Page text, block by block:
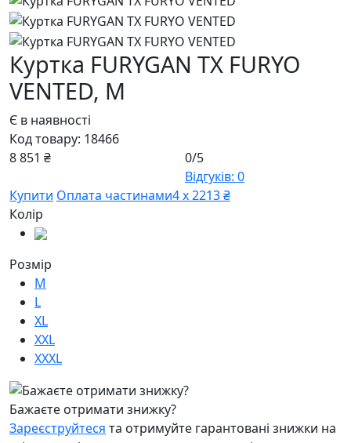
Куртка FURYGAN TX FURYO
VENTED, M
Є в наявності
Код товару: 18466
8 851 ₴
0/5
Відгуків: 0
Купити Оплата частинами4 х 2213 ₴
Колір
Розмір
M
L
XL
XXL
XXXL
Бажаєте отримати знижку?
Зареєструйтеся та отримуйте гарантовані знижки на